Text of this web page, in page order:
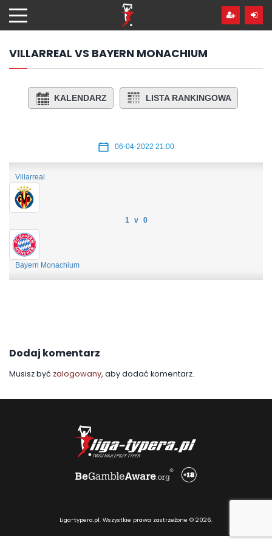
hdo
treści
VILLARREAL VS BAYERN MONACHIUM
KALENDARZ LISTA RANKINGOWA
06-04-2022 21:00
Villarreal
1 v 0
Bayern Monachium
Dodaj komentarz
Musisz być zalogowany, aby dodać komentarz.
Liga-typera.pl. Wszystkie prawa zastrzeżone © 2026.